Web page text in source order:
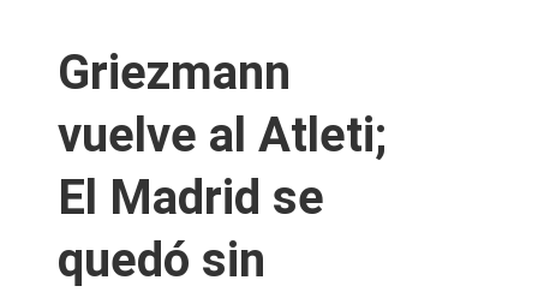
Griezmann
vuelve al Atleti;
El Madrid se
quedó sin